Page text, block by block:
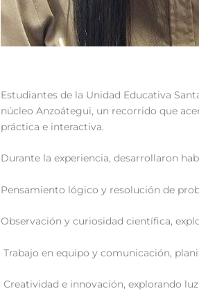
‎Estudiantes de la Unidad Educativa
núcleo Anzoátegui, un recorrido que
práctica e interactiva.
‎Durante la experiencia, desarrollaron
‎Pensamiento lógico y resolución de
‎Observación y curiosidad científica,
Trabajo en equipo y comunicación,
Creatividad e innovación, explorando